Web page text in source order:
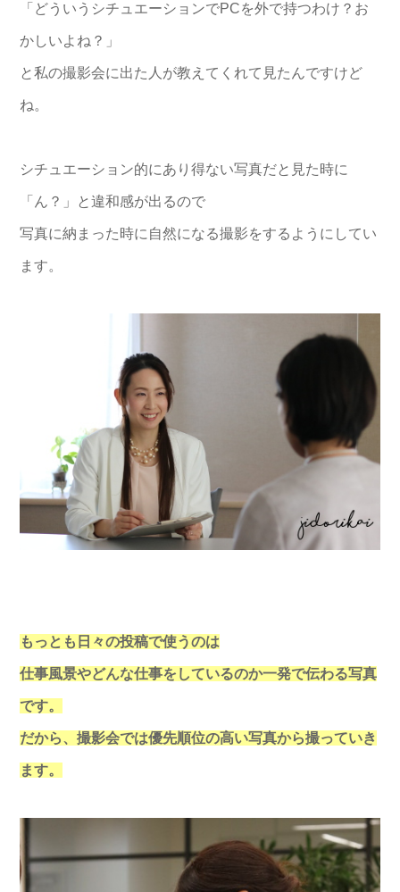
「どういうシチュエーションでPCを外で持つわけ？お
かしいよね？」
と私の撮影会に出た人が教えてくれて見たんですけど
ね。
シチュエーション的にあり得ない写真だと見た時に
「ん？」と違和感が出るので
写真に納まった時に自然になる撮影をするようにしてい
ます。
もっとも日々の投稿で使うのは
仕事風景やどんな仕事をしているのか一発で伝わる写真
です。
だから、撮影会では優先順位の高い写真から撮っていき
ます。